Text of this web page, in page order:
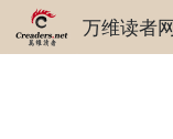
万维读者